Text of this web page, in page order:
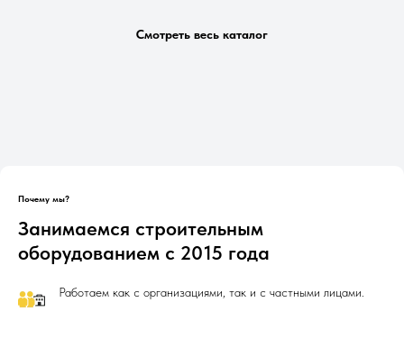
Смотреть весь каталог
Почему мы?
Занимаемся строительным
оборудованием с 2015 года
Работаем как с организациями, так и с частными лицами.